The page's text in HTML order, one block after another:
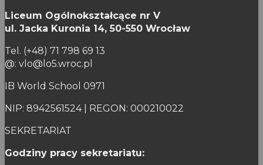
Liceum Ogólnokształcące nr V
ul. Jacka Kuronia 14, 50-550 Wrocław
Tel. (+48) 71 798 69 13
@: vlo@lo5.wroc.pl
IB World School 0971
NIP: 8942561524 | REGON: 000210022
SEKRETARIAT
Godziny pracy sekretariatu: